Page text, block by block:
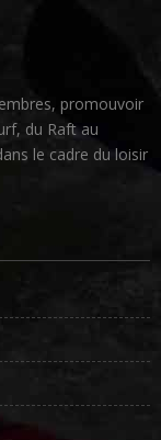
promouvoir
du Raft au
le cadre du loisir